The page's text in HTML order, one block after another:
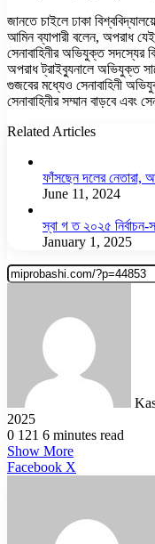
জানতে চাইলে ঢাকা
আমিন ব্যাপারী বলেন, অপরাধ
সেনাবাহিনীর অভিযুক্ত সদস্যের
অপরাধ ট্রাইব্যুনালে অভিযুক্ত
গুজবের মধ্যেও সেনাবাহিনী
সেনাবাহিনীর সম্মান বাড়বে এবং
Related Articles
ফাঁসছেন দলের নেতারা,
June 11, 2024
স্বা গ ত ২০২৫ নির্বাচন-
January 1, 2025
2025
0 121 6 minutes read
Show More
Facebook X